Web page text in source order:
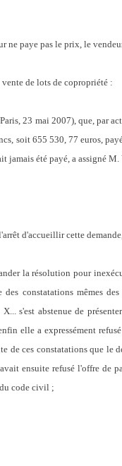
ne paye pas le prix, le
de lots de copropriété :
23 mai 2007), que, par
soit 655 530, 77 euros,
jamais été payé, a assigné
d'accueillir cette
la résolution pour
constatations mêmes
s'est abstenue de
elle a expressément
de ces constatations que le
ensuite refusé l'offre
code civil ;